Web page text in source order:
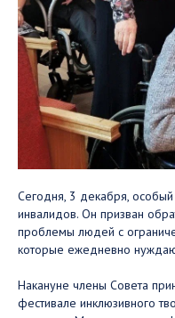
Сегодня, 3 декабря,
инвалидов. Он призван
проблемы людей с
которые ежедневно
Накануне члены Совета
фестивале инклюзивного